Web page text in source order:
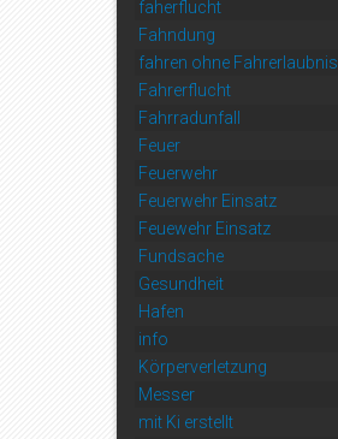
faherflucht
Fahndung
fahren ohne Fahrerlaubnis
Fahrerflucht
Fahrradunfall
Feuer
Feuerwehr
Feuerwehr Einsatz
Feuewehr Einsatz
Fundsache
Gesundheit
Hafen
info
Körperverletzung
Messer
mit Ki erstellt